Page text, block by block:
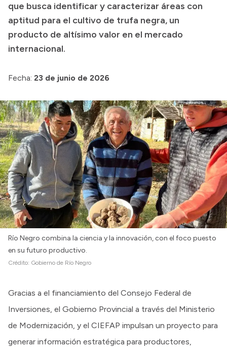
que busca identificar y caracterizar áreas con
aptitud para el cultivo de trufa negra, un
producto de altísimo valor en el mercado
internacional.
Fecha: 23 de junio de 2026
Río Negro combina la ciencia y la innovación, con el foco puesto
en su futuro productivo.
Crédito: Gobierno de Río Negro
Gracias a el financiamiento del Consejo Federal de
Inversiones, el Gobierno Provincial a través del Ministerio
de Modernización, y el CIEFAP impulsan un proyecto para
generar información estratégica para productores,